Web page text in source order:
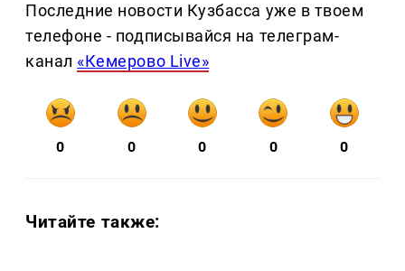
Последние новости Кузбасса уже в твоем
телефоне - подписывайся на телеграм-
канал «Кемерово Live»
0 0 0 0 0
Читайте также: